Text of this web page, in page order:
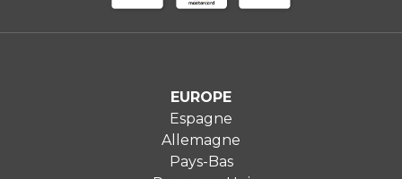
EUROPE
Espagne
Allemagne
Pays-Bas